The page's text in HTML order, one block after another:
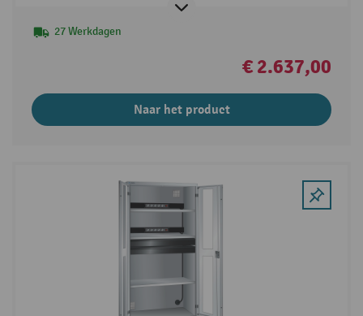
27 Werkdagen
€ 2.637,00
Naar het product